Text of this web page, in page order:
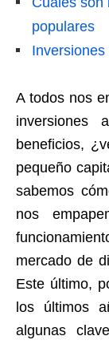
populares
A todos nos
inversiones
beneficios,
pequeño
sabemos
nos
mercado de
Este último,
los últimos
algunas